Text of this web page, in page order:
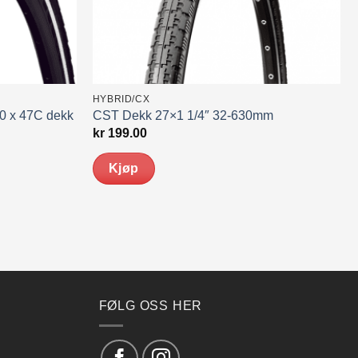
x 47C dekk
HYBRID/CX
CST Dekk 27×1 1/4″ 32-630mm
kr199.00
Kjøp
FØLG OSS HER